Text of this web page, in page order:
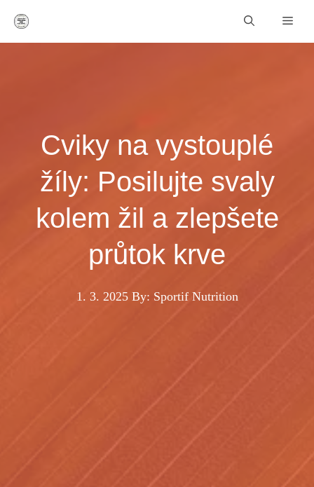
Cviky na vystouplé
žíly: Posilujte svaly
kolem žil a zlepšete
průtok krve
1. 3. 2025 By: Sportif Nutrition